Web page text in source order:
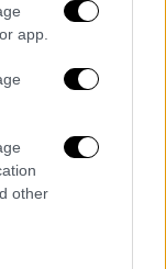
app.
other
Ρετζέπ
είχαν
η οποία
διμερείς
στις